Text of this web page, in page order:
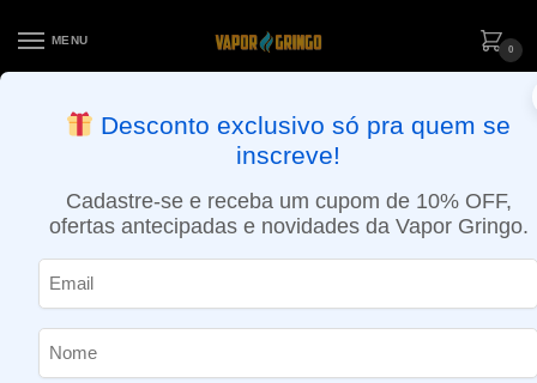
MENU
0
APROVADOS ATÉ 15:30 VIA MOTOBOY
Ameixa
Desconto exclusivo só pra quem se
inscreve!
Cadastre-se e receba um cupom de 10% OFF,
ofertas antecipadas e novidades da Vapor Gringo.